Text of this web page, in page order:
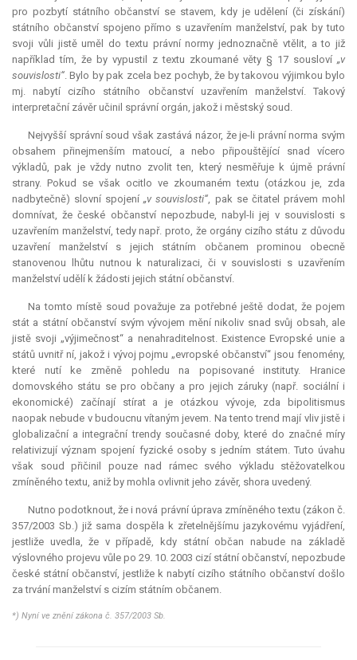
pro pozbytí státního občanství se stavem, kdy je udělení (či získání)
státního občanství spojeno přímo s uzavřením manželství, pak by tuto
svoji vůli jistě uměl do textu právní normy jednoznačně vtělit, a to již
například tím, že by vypustil z textu zkoumané věty § 17 sousloví „v
souvislosti“. Bylo by pak zcela bez pochyb, že by takovou výjimkou bylo
mj. nabytí cizího státního občanství uzavřením manželství. Takový
interpretační závěr učinil správní orgán, jakož i městský soud.
Nejvyšší správní soud však zastává názor, že je-li právní norma svým
obsahem přinejmenším matoucí, a nebo připouštějící snad vícero
výkladů, pak je vždy nutno zvolit ten, který nesměřuje k újmě právní
strany. Pokud se však ocitlo ve zkoumaném textu (otázkou je, zda
nadbytečně) slovní spojení„v souvislosti“, pak se čitatel právem mohl
domnívat, že české občanství nepozbude, nabyl-li jej v souvislosti s
uzavřením manželství, tedy např. proto, že orgány cizího státu z důvodu
uzavření manželství s jejich státním občanem prominou obecně
stanovenou lhůtu nutnou k naturalizaci, či v souvislosti s uzavřením
manželství udělí k žádosti jejich státní občanství.
Na tomto místě soud považuje za potřebné ještě dodat, že pojem
stát a státní občanství svým vývojem mění nikoliv snad svůj obsah, ale
jistě svoji „výjimečnost“ a nenahraditelnost. Existence Evropské unie a
států uvnitř ní, jakož i vývoj pojmu „evropské občanství“ jsou fenomény,
které nutí ke změně pohledu na popisované instituty. Hranice
domovského státu se pro občany a pro jejich záruky (např. sociální i
ekonomické) začínají stírat a je otázkou vývoje, zda
bipolitismus
naopak nebude v budoucnu vítaným jevem. Na tento trend mají vliv jistě i
globalizační a integrační trendy současné doby, které do značné míry
relativizují význam spojení fyzické osoby s jedním státem. Tuto úvahu
však soud přičinil pouze nad rámec svého výkladu stěžovatelkou
zmíněného textu, aniž by mohla ovlivnit jeho závěr, shora uvedený.
Nutno podotknout, že i nová právní úprava zmíněného textu (zákon č.
357/2003 Sb.) již sama dospěla k zřetelnějšímu jazykovému vyjádření,
jestliže uvedla, že v případě, kdy státní občan nabude na základě
výslovného projevu vůle po 29. 10. 2003 cizí státní občanství, nepozbude
české státní občanství, jestliže k nabytí cizího státního občanství došlo
za trvání manželství s cizím státním občanem.
*) Nyní ve znění zákona č. 357/2003 Sb.